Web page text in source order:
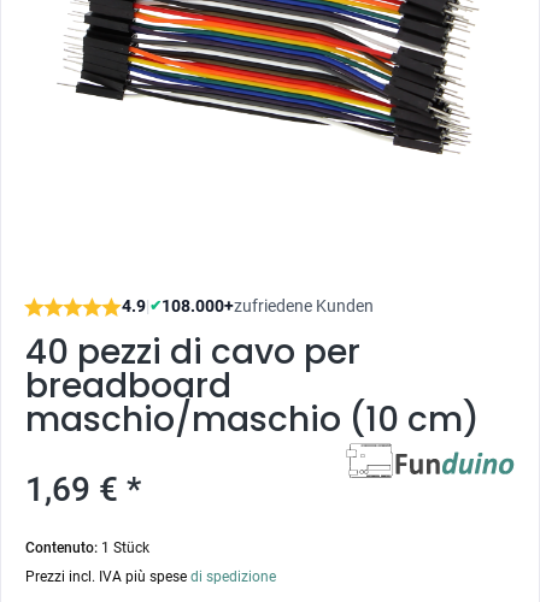
4.9|✔108.000+zufriedene Kunden
40 pezzi di cavo per
breadboard
maschio/maschio (10 cm)
1,69 € *
Contenuto: 1 Stück
Prezzi incl. IVA più spese di spedizione